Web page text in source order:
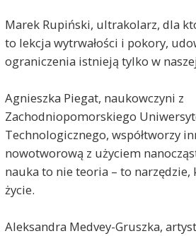
Marek Rupiński, ultrakolarz, dla
to lekcja wytrwałości i pokory,
ograniczenia istnieją tylko w
Agnieszka Piegat, naukowczyni z
Zachodniopomorskiego
Technologicznego, współtworzy
nowotworową z użyciem
nauka to nie teoria – to
życie.
Aleksandra Medvey-Gruszka,